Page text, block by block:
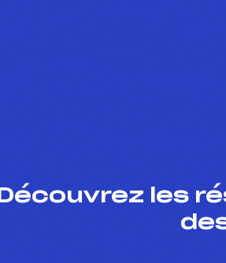
Découvrez les